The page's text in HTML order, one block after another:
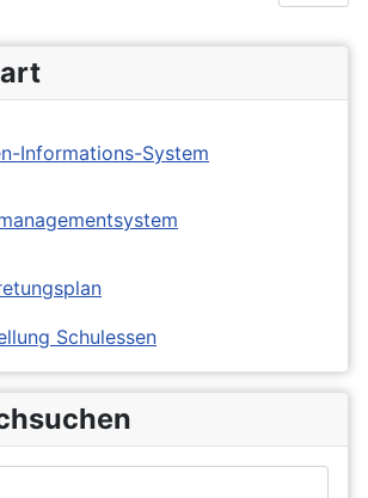
Informations-System
Schulessen